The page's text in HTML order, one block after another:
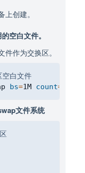
创建。
空白文件。
作为交换区。
空白文件
bs=1M count=
文件系统